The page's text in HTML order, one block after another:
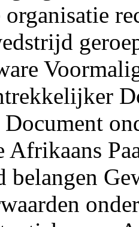
Afrikaans
belangen